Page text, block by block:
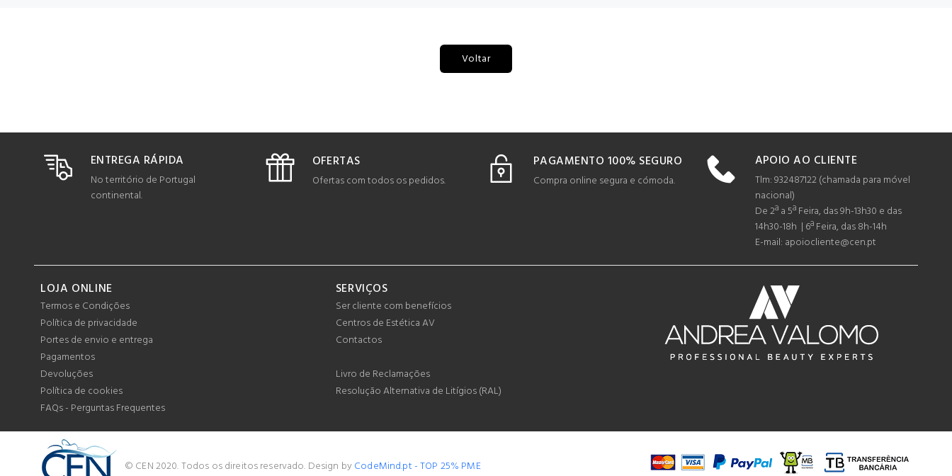
Voltar
ENTREGA RÁPIDA
No território de Portugal
continental.
OFERTAS
Ofertas com todos os pedidos.
PAGAMENTO 100% SEGURO
Compra online segura e cómoda.
APOIO AO CLIENTE
Tlm: 932487122 (chamada para móvel
nacional)
De 2ª a 5ª Feira, das 9h-13h30 e das
14h30-18h | 6ª Feira, das 8h-14h
E-mail: apoiocliente@cen.pt
LOJA ONLINE
Termos e Condições
Política de privacidade
Portes de envio e entrega
Pagamentos
Devoluções
Política de cookies
FAQs - Perguntas Frequentes
SERVIÇOS
Ser cliente com benefícios
Centros de Estética AV
Contactos
Livro de Reclamações
Resolução Alternativa de Litígios (RAL)
© CEN 2020. Todos os direitos reservado. Design byCodeMind.pt - TOP 25% PME